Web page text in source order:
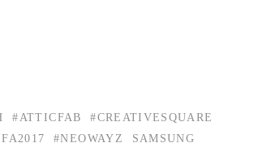
#ATTICFAB
#CREATIVESQUARE
#NEOWAYZ SAMSUNG